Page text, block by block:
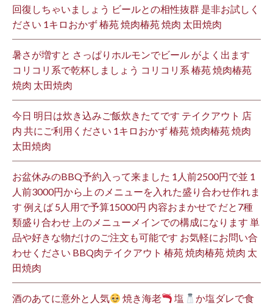
回復しちゃいましょう ビールとの相性抜群 是非お試しく
ださい 1キロおかず 椿苑 焼肉椿苑 焼肉 太田焼肉
暑さが増すと さっぱりホルモンでビール がよく出ます
コリコリ系で乾杯しましょう コリコリ系 椿苑 焼肉椿苑
焼肉 太田焼肉
今日 明日は炊き込みご飯炊きたてです テイクアウト 店
内 共にご利用ください 1キロおかず 椿苑 焼肉椿苑 焼肉
太田焼肉
お盆休みのBBQ予約入って来ました 1人前2500円で並 1
人前3000円から上 のメニューを入れた盛り合わせ作れま
す 例えば 5人用で予算15000円 内容おまかせで だと7種
類盛り合わせ 上のメニューメインでの構成になります 単
品や好きな物だけのご注文も可能です お気軽にお問い合
わせください BBQ肉テイクアウト 椿苑 焼肉椿苑 焼肉 太
田焼肉
酒のあてに意外と人気 焼き海老 塩 か塩ダレで食